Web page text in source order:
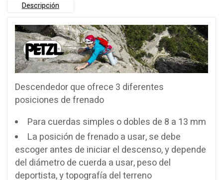
Descripción
Descendedor que ofrece 3 diferentes
posiciones de frenado
Para cuerdas simples o dobles de 8 a 13 mm
La posición de frenado a usar, se debe
escoger antes de iniciar el descenso, y depende
del diámetro de cuerda a usar, peso del
deportista, y topografía del terreno